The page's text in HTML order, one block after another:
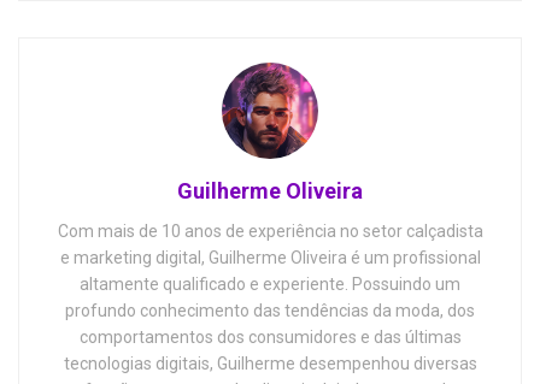
Guilherme Oliveira
Com mais de 10 anos de experiência no setor calçadista
e marketing digital, Guilherme Oliveira é um profissional
altamente qualificado e experiente. Possuindo um
profundo conhecimento das tendências da moda, dos
comportamentos dos consumidores e das últimas
tecnologias digitais, Guilherme desempenhou diversas